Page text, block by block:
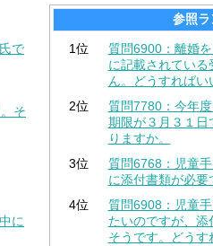
で
そ
に
参照ラ
1位
質問6900：離婚
に記載されてい
ん。どうすればい
2位
質問7780：今年
期限が３月３１日
りますか。
3位
質問6768：児童
に添付書類が必要
4位
質問6908：児童
たいのですが、添
そうです。どうす